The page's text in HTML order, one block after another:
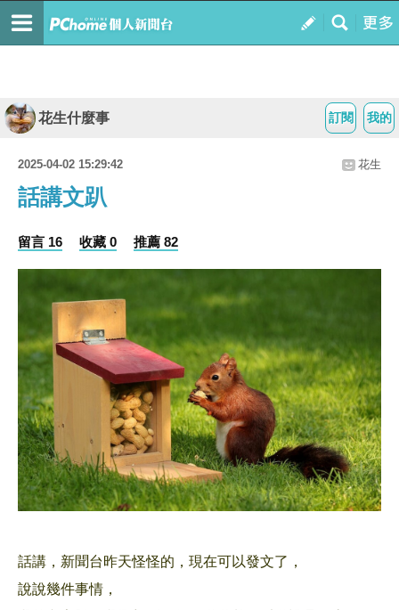
我的
訂閱
花生什麼事
2025-04-02 15:29:42 花生
話講文趴
留言 16 收藏 0 推薦 82
話講，新聞台昨天怪怪的，現在可以發文了，
說說幾件事情，